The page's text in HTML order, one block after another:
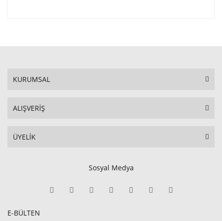
KURUMSAL
ALIŞVERİŞ
ÜYELİK
Sosyal Medya
E-BÜLTEN